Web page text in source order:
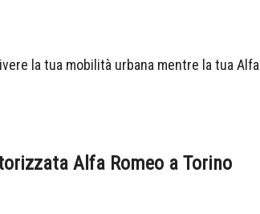
la tua mobilità urbana mentre la tua
Alfa Romeo a Torino